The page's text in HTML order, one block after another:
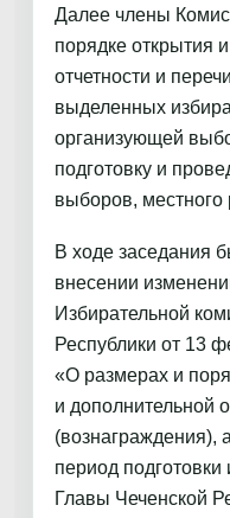
Далее члены
порядке открытия
отчетности и
выделенных
организующей
подготовку и
выборов,
В ходе заседания
внесении
Избирательной
Республики от 13
«О размерах и
и дополнительной
(вознаграждения),
период
Главы Чеченской